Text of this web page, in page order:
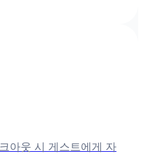
아웃 시 게스트에게 자